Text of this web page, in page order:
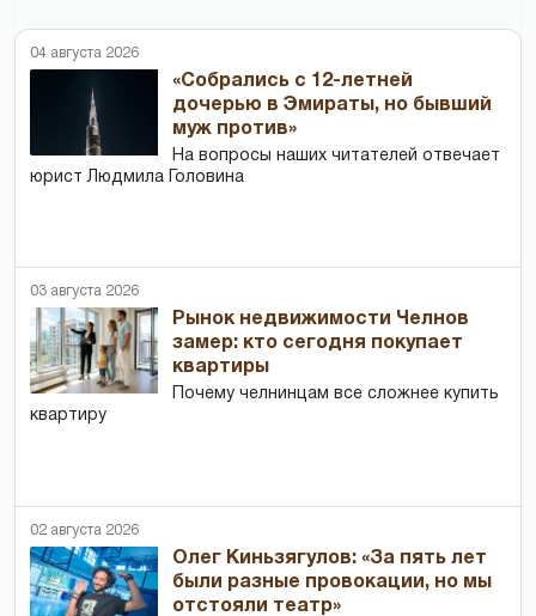
04 августа 2026
«Собрались с 12-летней
дочерью в Эмираты, но бывший
муж против»
На вопросы наших читателей отвечает
юрист Людмила Головина
03 августа 2026
Рынок недвижимости Челнов
замер: кто сегодня покупает
квартиры
Почему челнинцам все сложнее купить
квартиру
02 августа 2026
Олег Киньзягулов: «За пять лет
были разные провокации, но мы
отстояли театр»